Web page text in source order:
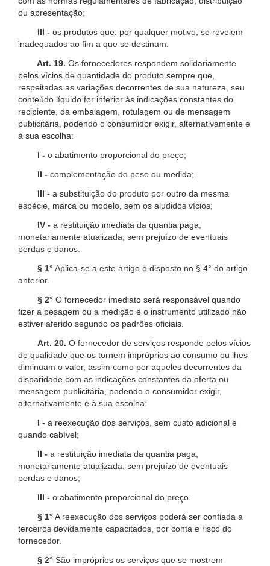
ou apresentação;
III - os produtos que, por qualquer motivo, se revelem
inadequados ao fim a que se destinam.
Art. 19. Os fornecedores respondem solidariamente
pelos vícios de quantidade do produto sempre que,
respeitadas as variações decorrentes de sua natureza, seu
conteúdo líquido for inferior às indicações constantes do
recipiente, da embalagem, rotulagem ou de mensagem
publicitária, podendo o consumidor exigir, alternativamente e
à sua escolha:
I - o abatimento proporcional do preço;
II - complementação do peso ou medida;
III - a substituição do produto por outro da mesma
espécie, marca ou modelo, sem os aludidos vícios;
IV - a restituição imediata da quantia paga,
monetariamente atualizada, sem prejuízo de eventuais
perdas e danos.
§ 1° Aplica-se a este artigo o disposto no § 4° do artigo
anterior.
§ 2° O fornecedor imediato será responsável quando
fizer a pesagem ou a medição e o instrumento utilizado não
estiver aferido segundo os padrões oficiais.
Art. 20. O fornecedor de serviços responde pelos vícios
de qualidade que os tornem impróprios ao consumo ou lhes
diminuam o valor, assim como por aqueles decorrentes da
disparidade com as indicações constantes da oferta ou
mensagem publicitária, podendo o consumidor exigir,
alternativamente e à sua escolha:
I - a reexecução dos serviços, sem custo adicional e
quando cabível;
II - a restituição imediata da quantia paga,
monetariamente atualizada, sem prejuízo de eventuais
perdas e danos;
III - o abatimento proporcional do preço.
§ 1° A reexecução dos serviços poderá ser confiada a
terceiros devidamente capacitados, por conta e risco do
fornecedor.
§ 2° São impróprios os serviços que se mostrem